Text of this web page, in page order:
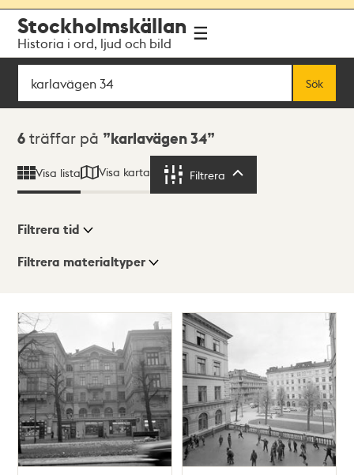
navigationen
huvudinnehållet
Stockholmskällan
Historia i ord, ljud och bild
Sök
Sök
Sökresultat
6 träffar på karlavägen 34
Visa lista Visa karta Filtrera
Visningsläge
Lista
Karta
Filtrera tid
Filtrera materialtyper
träffar